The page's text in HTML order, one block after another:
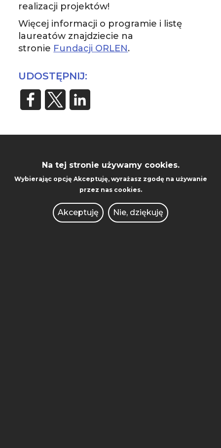
UDOSTĘPNIJ:
realizacji projektów!
Więcej informacji o programie i listę
laureatów znajdziecie na
stronie Fundacji ORLEN.
CENTRUM SPRAW
STUDENCKICH
Kampus Warta (budynek z zegarem ul.
STOPKA
MOBILE
Na tej stronie używamy cookies.
Wybierając opcję Akceptuję, wyrażasz zgodę na używanie
przez nas cookies.
Akceptuję Nie, dziękuję